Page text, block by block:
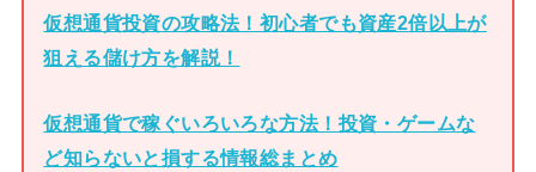
仮想通貨投資の攻略法！初心者でも資産2倍以上が
狙える儲け方を解説！
仮想通貨で稼ぐいろいろな方法！投資・ゲームな
ど知らないと損する情報総まとめ